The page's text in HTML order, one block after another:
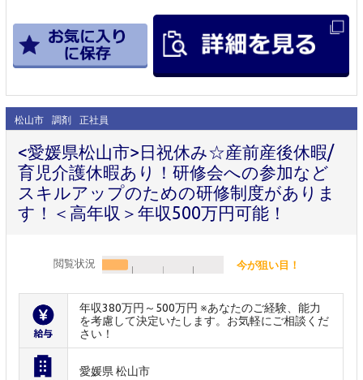
松山市 調剤 正社員
<愛媛県松山市>日祝休み☆産前産後休暇/
育児介護休暇あり！研修会への参加など
スキルアップのための研修制度がありま
す！＜高年収＞年収500万円可能！
閲覧状況 今が狙い目！
年収380万円～500万円 ※あなたのご経験、能力
を考慮して決定いたします。お気軽にご相談くだ
さい！
愛媛県 松山市